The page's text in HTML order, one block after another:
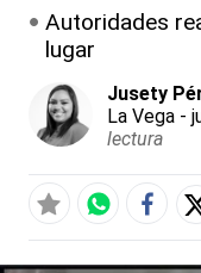
Autoridades
lugar
Jusety
La Vega -
lectura